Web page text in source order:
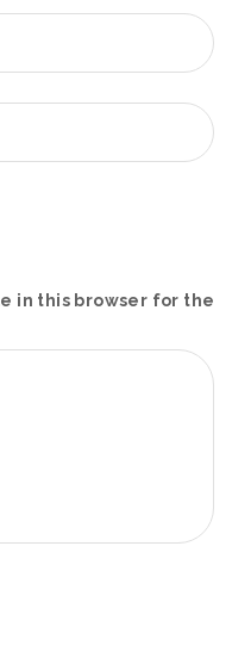
in this browser for the